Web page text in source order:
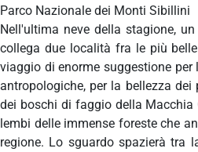
Parco Nazionale dei Monti Sibillini
Nell'ultima neve della stagione,
collega due località fra le più
viaggio di enorme suggestione
antropologiche, per la bellezza
dei boschi di faggio della Macchia
lembi delle immense foreste che
regione. Lo sguardo spazierà tra